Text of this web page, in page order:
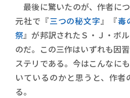
最後に驚いたのが、作者に
元社で『三つの秘文字』『毒
祭』が邦訳されたＳ・Ｊ・ボ
のだ。この三作はいずれも因
ステリである。今はこんなに
いているのかと思うと、作
る。